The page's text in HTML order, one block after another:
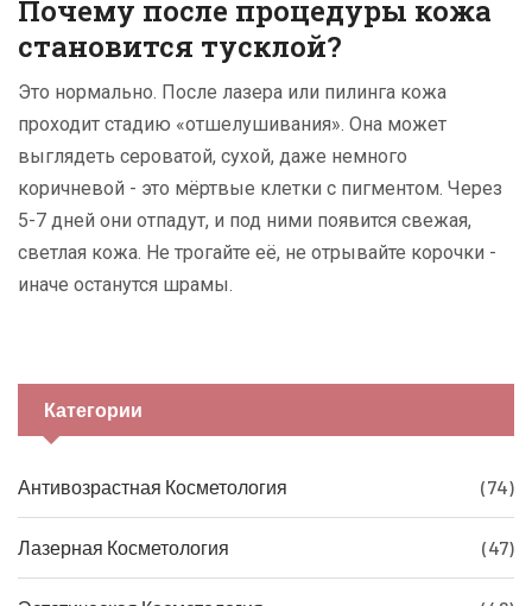
Почему после процедуры кожа
становится тусклой?
Это нормально. После лазера или пилинга кожа
проходит стадию «отшелушивания». Она может
выглядеть сероватой, сухой, даже немного
коричневой - это мёртвые клетки с пигментом. Через
5-7 дней они отпадут, и под ними появится свежая,
светлая кожа. Не трогайте её, не отрывайте корочки -
иначе останутся шрамы.
Категории
Антивозрастная Косметология (74)
Лазерная Косметология (47)